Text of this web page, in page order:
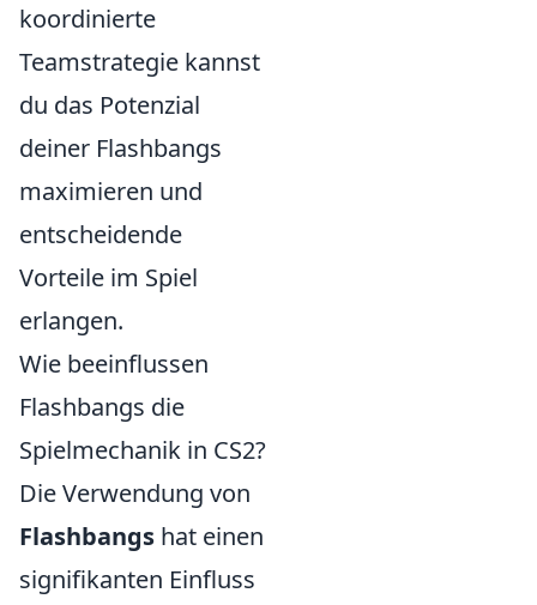
koordinierte
Teamstrategie kannst
du das Potenzial
deiner Flashbangs
maximieren und
entscheidende
Vorteile im Spiel
erlangen.
Wie beeinflussen
Flashbangs die
Spielmechanik in CS2?
Die Verwendung von
Flashbangs hat einen
signifikanten Einfluss